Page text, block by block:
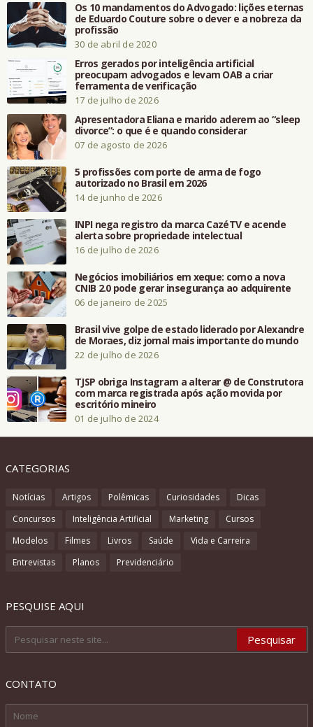
Os 10 mandamentos do Advogado: lições eternas
de Eduardo Couture sobre o dever e a nobreza da
profissão
30 de abril de 2020
Erros gerados por inteligência artificial
preocupam advogados e levam OAB a criar
ferramenta de verificação
17 de julho de 2026
Apresentadora Eliana e marido aderem ao “sleep
divorce”: o que é e quando considerar
07 de agosto de 2026
5 profissões com porte de arma de fogo
autorizado no Brasil em 2026
14 de junho de 2026
INPI nega registro da marca CazéTV e acende
alerta sobre propriedade intelectual
16 de julho de 2026
Negócios imobiliários em xeque: como a nova
CNIB 2.0 pode gerar insegurança ao adquirente
06 de janeiro de 2025
Brasil vive golpe de estado liderado por Alexandre
de Moraes, diz jornal mais importante do mundo
22 de julho de 2026
TJSP obriga Instagram a alterar @ de Construtora
com marca registrada após ação movida por
escritório mineiro
01 de julho de 2024
CATEGORIAS
Notícias Artigos Polêmicas Curiosidades
Dicas
Concursos
Inteligência Artificial Marketing
Cursos
Modelos
Filmes Livros Saúde
Vida e Carreira
Entrevistas
Planos Previdenciário
PESQUISE AQUI
CONTATO